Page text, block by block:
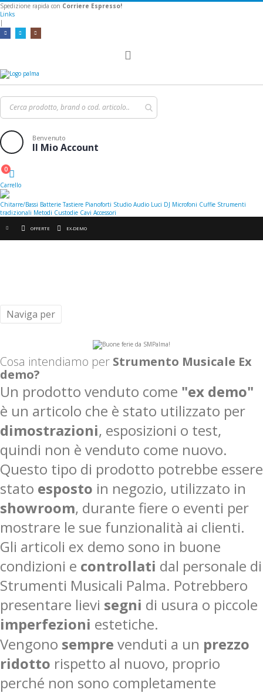
Spedizione rapida con Corriere Espresso!
Links
|
Benvenuto
Il Mio Account
Cart
0
Carrello
Chitarre/Bassi Batterie Tastiere Pianoforti Studio Audio Luci DJ Microfoni Cuffie Strumenti
tradizionali Metodi Custodie Cavi Accessori
OFFERTE EX-DEMO
Cosa intendiamo per Strumento Musicale Ex
demo?
Un prodotto venduto come "ex demo"
è un articolo che è stato utilizzato per
dimostrazioni, esposizioni o test,
quindi non è venduto come nuovo.
Questo tipo di prodotto potrebbe essere
stato esposto in negozio, utilizzato in
showroom, durante fiere o eventi per
mostrare le sue funzionalità ai clienti.
Gli articoli ex demo sono in buone
condizioni e controllati dal personale di
Strumenti Musicali Palma. Potrebbero
presentare lievi segni di usura o piccole
imperfezioni estetiche.
Vengono sempre venduti a un prezzo
ridotto rispetto al nuovo, proprio
perché non sono completamente
Naviga per